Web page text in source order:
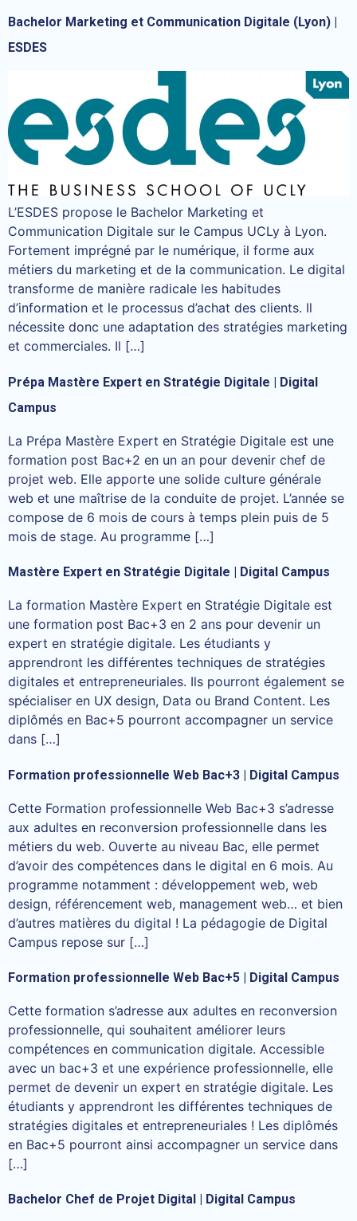
Bachelor Marketing et Communication Digitale (Lyon) |
ESDES
L’ESDES propose le Bachelor Marketing et
Communication Digitale sur le Campus UCLy à Lyon.
Fortement imprégné par le numérique, il forme aux
métiers du marketing et de la communication. Le digital
transforme de manière radicale les habitudes
d’information et le processus d’achat des clients. Il
nécessite donc une adaptation des stratégies marketing
et commerciales. Il […]
Prépa Mastère Expert en Stratégie Digitale | Digital
Campus
La Prépa Mastère Expert en Stratégie Digitale est une
formation post Bac+2 en un an pour devenir chef de
projet web. Elle apporte une solide culture générale
web et une maîtrise de la conduite de projet. L’année se
compose de 6 mois de cours à temps plein puis de 5
mois de stage. Au programme […]
Mastère Expert en Stratégie Digitale | Digital Campus
La formation Mastère Expert en Stratégie Digitale est
une formation post Bac+3 en 2 ans pour devenir un
expert en stratégie digitale. Les étudiants y
apprendront les différentes techniques de stratégies
digitales et entrepreneuriales. Ils pourront également se
spécialiser en UX design, Data ou Brand Content. Les
diplômés en Bac+5 pourront accompagner un service
dans […]
Formation professionnelle Web Bac+3 | Digital Campus
Cette Formation professionnelle Web Bac+3 s’adresse
aux adultes en reconversion professionnelle dans les
métiers du web. Ouverte au niveau Bac, elle permet
d’avoir des compétences dans le digital en 6 mois. Au
programme notamment : développement web, web
design, référencement web, management web… et bien
d’autres matières du digital ! La pédagogie de Digital
Campus repose sur […]
Formation professionnelle Web Bac+5 | Digital Campus
Cette formation s’adresse aux adultes en reconversion
professionnelle, qui souhaitent améliorer leurs
compétences en communication digitale. Accessible
avec un bac+3 et une expérience professionnelle, elle
permet de devenir un expert en stratégie digitale. Les
étudiants y apprendront les différentes techniques de
stratégies digitales et entrepreneuriales ! Les diplômés
en Bac+5 pourront ainsi accompagner un service dans
[…]
Bachelor Chef de Projet Digital | Digital Campus